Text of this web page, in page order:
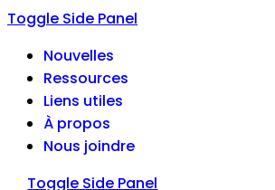
Toggle Side Panel
Nouvelles
Ressources
Liens utiles
À propos
Nous joindre
Toggle Side Panel